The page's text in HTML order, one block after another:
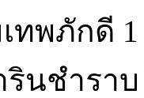
ทพภักดี
รินชำรา